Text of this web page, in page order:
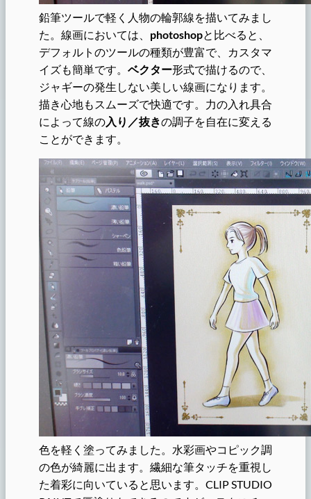
鉛筆ツールで軽く人物の輪郭線を描いてみまし
た。線画においては、 photoshopと比べると、
デフォルトのツールの種類が豊富で、カスタマ
イズも簡単です。 ベクター形式で描けるので、
ジャギーの発生しない美しい線画になります。
描き心地もスムーズで快適です。力の入れ具合
によって線の入り／抜きの調子を自在に変える
ことができます。
色を軽く塗ってみました。水彩画やコピック調
の色が綺麗に出ます。繊細な筆タッチを重視し
た着彩に向いていると思います。CLIP STUDIO